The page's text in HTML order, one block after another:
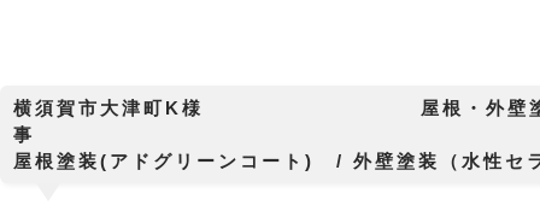
横須賀市大津町K様 屋根・外壁塗
屋根塗装(アドグリーンコート) / 外壁塗装（水性セ